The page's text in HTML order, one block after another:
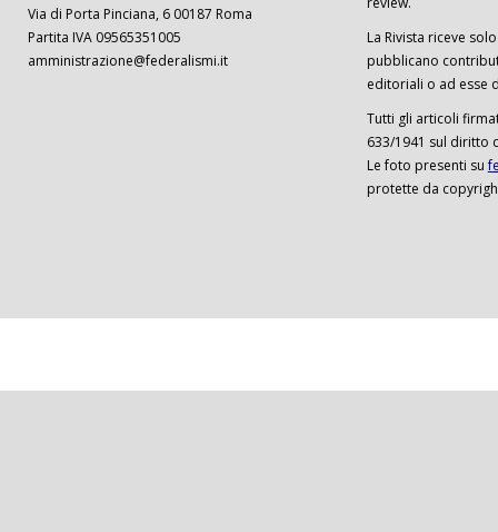
Via di Porta Pinciana, 6 00187 Roma
Partita IVA 09565351005
amministrazione@federalismi.it
La Rivista riceve
pubblicano
editoriali o ad esse
Tutti gli articoli
633/1941 sul diritto
Le foto presenti su
protette da